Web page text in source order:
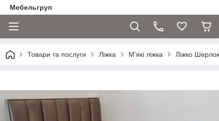
Мебельгруп
Товари та послуги Ліжка М'які ліжка Ліжко